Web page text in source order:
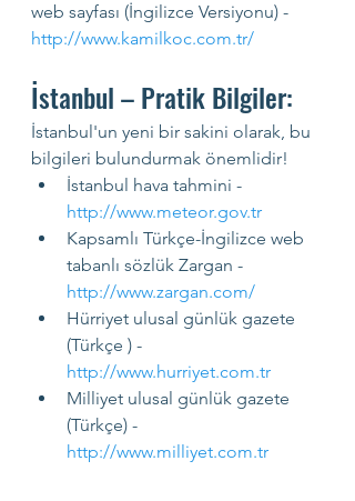
web sayfası (İngilizce Versiyonu) -
http://www.kamilkoc.com.tr/
İstanbul – Pratik Bilgiler:
İstanbul'un yeni bir sakini olarak, bu
bilgileri bulundurmak önemlidir!
İstanbul hava tahmini -
http://www.meteor.gov.tr
Kapsamlı Türkçe-İngilizce web
tabanlı sözlük Zargan -
http://www.zargan.com/
Hürriyet ulusal günlük gazete
(Türkçe ) -
http://www.hurriyet.com.tr
Milliyet ulusal günlük gazete
(Türkçe) -
http://www.milliyet.com.tr